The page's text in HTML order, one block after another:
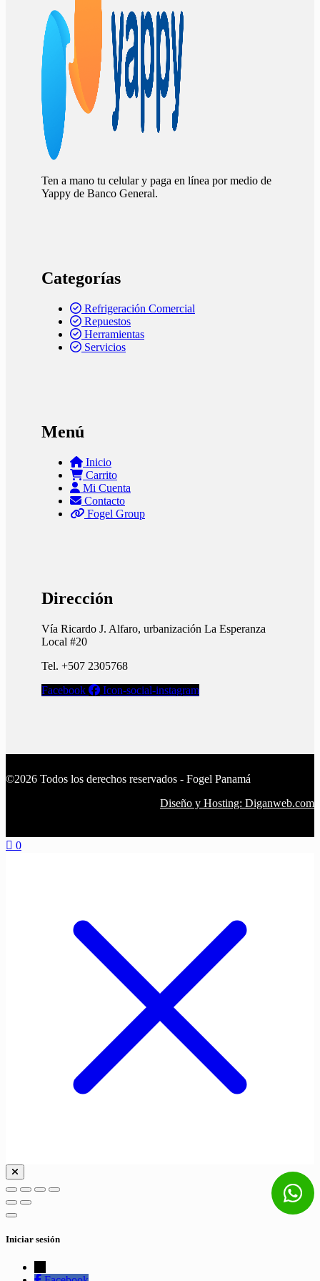
Ten a mano tu celular y paga en línea por medio de
Yappy de Banco General.
Categorías
Refrigeración Comercial
Repuestos
Herramientas
Servicios
Menú
Inicio
Carrito
Mi Cuenta
Contacto
Fogel Group
Dirección
Vía Ricardo J. Alfaro, urbanización La Esperanza
Local #20
Tel. +507 2305768
Facebook
Icon-social-instagram
©2026 Todos los derechos reservados - Fogel Panamá
Diseño y Hosting: Diganweb.com
0
Iniciar sesión